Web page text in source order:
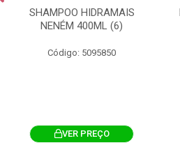
SHAMPOO HIDRAMAIS
NENÉM 400ML (6)
Código: 5095850
VER PREÇO